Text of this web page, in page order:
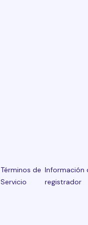
Términos de
Servicio
Información
registrador